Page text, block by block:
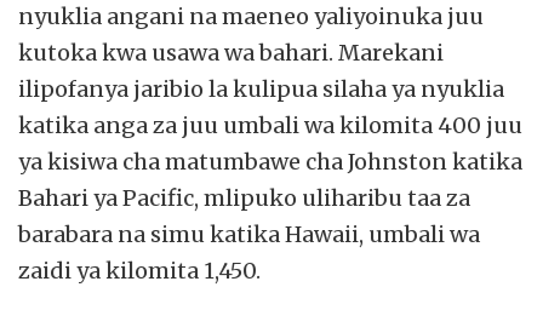
nyuklia angani na maeneo yaliyoinuka juu
kutoka kwa usawa wa bahari. Marekani
ilipofanya jaribio la kulipua silaha ya nyuklia
katika anga za juu umbali wa kilomita 400 juu
ya kisiwa cha matumbawe cha Johnston katika
Bahari ya Pacific, mlipuko uliharibu taa za
barabara na simu katika Hawaii, umbali wa
zaidi ya kilomita 1,450.